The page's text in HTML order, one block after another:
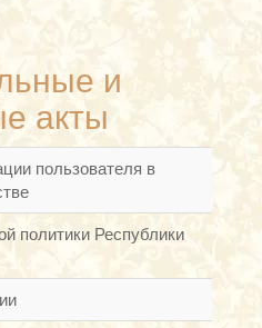
и
акты
пользователя в
политики Республики